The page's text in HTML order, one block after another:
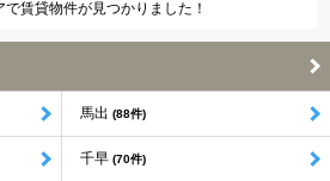
賃貸物件が見つかりました！
馬出 (88件)
千早 (70件)